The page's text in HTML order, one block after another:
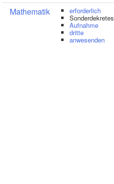
Mathematik erforderlich
Sonderdekretes
Aufnahme
dritte
anwesenden